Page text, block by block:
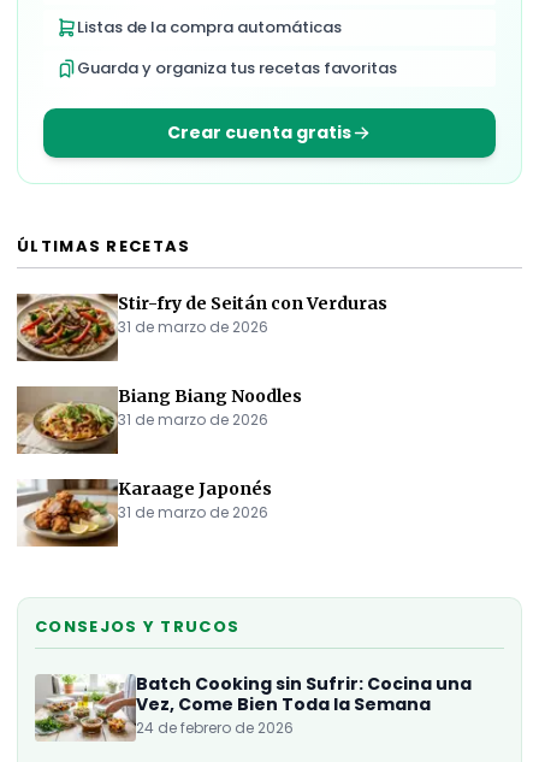
Listas de la compra automáticas
Guarda y organiza tus recetas favoritas
Crear cuenta gratis
ÚLTIMAS RECETAS
Stir-fry de Seitán con Verduras
31 de marzo de 2026
Biang Biang Noodles
31 de marzo de 2026
Karaage Japonés
31 de marzo de 2026
CONSEJOS Y TRUCOS
Batch Cooking sin Sufrir: Cocina una
Vez, Come Bien Toda la Semana
24 de febrero de 2026